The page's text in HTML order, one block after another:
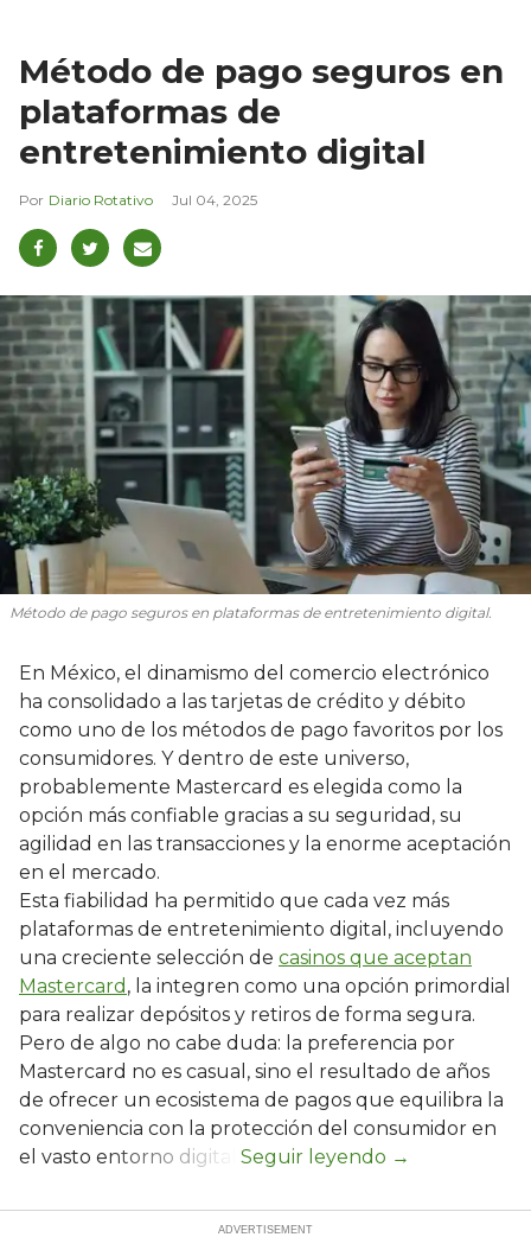
Método de pago seguros en
plataformas de
entretenimiento digital
Diario Rotativo Jul 04, 2025
Método de pago seguros en plataformas de entretenimiento digital.
En México, el dinamismo del comercio electrónico
ha consolidado a las tarjetas de crédito y débito
como uno de los métodos de pago favoritos por los
consumidores. Y dentro de este universo,
probablemente Mastercard es elegida como la
opción más confiable gracias a su seguridad, su
agilidad en las transacciones y la enorme aceptación
en el mercado.
Esta fiabilidad ha permitido que cada vez más
plataformas de entretenimiento digital, incluyendo
una creciente selección de casinos que aceptan
Mastercard , la integren como una opción primordial
para realizar depósitos y retiros de forma segura.
Pero de algo no cabe duda: la preferencia por
Mastercard no es casual, sino el resultado de años
de ofrecer un ecosistema de pagos que equilibra la
conveniencia con la protección del consumidor en
el vasto entorno digital.